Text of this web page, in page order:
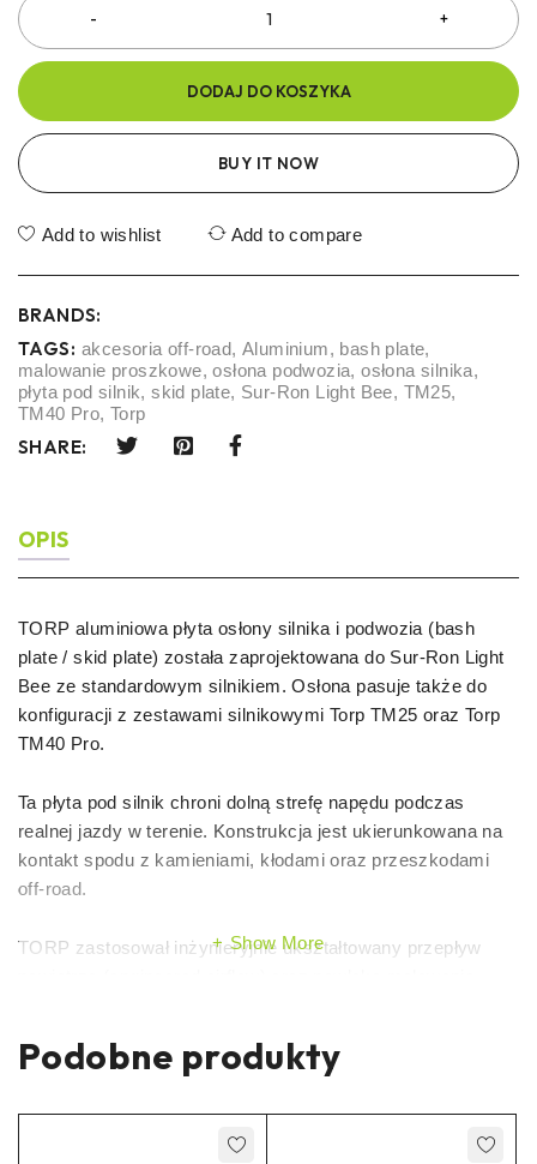
DODAJ DO KOSZYKA
BUY IT NOW
Add to wishlist Add to compare
BRANDS:
TAGS: akcesoria off-road,Aluminium, bash plate,
malowanie proszkowe,osłona podwozia,osłona silnika,
płyta pod silnik,skid plate, Sur-Ron Light Bee, TM25,
TM40 Pro,Torp
SHARE:
OPIS
TORP aluminiowa płyta osłony silnika i podwozia (bash
plate / skid plate) została zaprojektowana do Sur-Ron Light
Bee ze standardowym silnikiem. Osłona pasuje także do
konfiguracji z zestawami silnikowymi Torp TM25 oraz Torp
TM40 Pro.
Ta płyta pod silnik chroni dolną strefę napędu podczas
realnej jazdy w terenie. Konstrukcja jest ukierunkowana na
kontakt spodu z kamieniami, kłodami oraz przeszkodami
off-road.
TORP zastosował inżynieryjnie ukształtowany przepływ
udarowe w dolnej części motocykla.
Korzyści
Show More
Podobne produkty